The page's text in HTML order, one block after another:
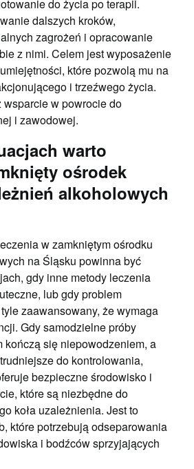
do życia po terapii.
dalszych kroków,
zagrożeń i opracowanie
z nimi. Celem jest wyposażenie
które pozwolą mu na
i trzeźwego życia.
w powrocie do
i zawodowej.
warto
ośrodek
alkoholowych
w zamkniętym ośrodku
na Śląsku powinna być
gdy inne metody leczenia
lub gdy problem
zaawansowany, że wymaga
Gdy samodzielne próby
kończą się niepowodzeniem, a
do kontrolowania,
bezpieczne środowisko i
które są niezbędne do
koła uzależnienia. Jest to
które potrzebują odseparowania
i bodźców sprzyjających